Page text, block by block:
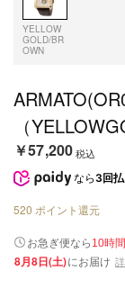
YELLOW
GOLD/BR
OWN
（
￥57,200税込
なら 3回
520 ポイント還元
お急ぎ便なら 10時
8月8日(土)にお届け